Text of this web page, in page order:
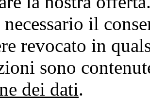
il
revocato in
sono
dei dati.